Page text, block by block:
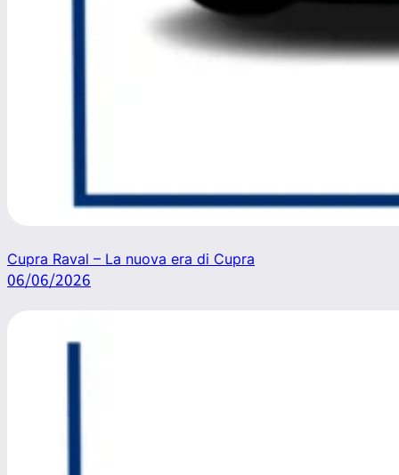
Cupra Raval – La nuova era di Cupra
06/06/2026